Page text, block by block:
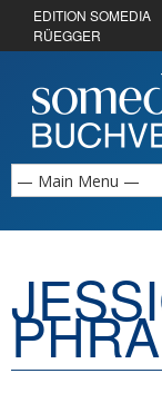
EDITION SOMEDIA
RÜEGGER